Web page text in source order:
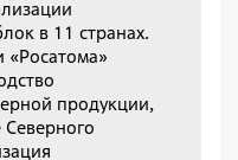
в 11 странах.
«Росатома»
продукции,
Северного